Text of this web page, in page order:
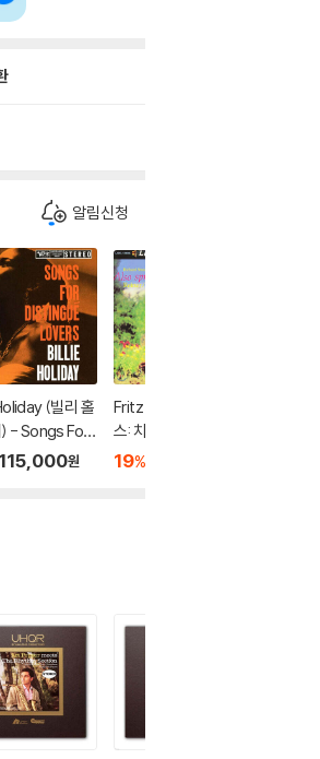
알림신청
(빌리 홀
- Songs For
Lovers [2
115,000원
Fritz Reiner 슈트라우
스: 차라투스트라는 이
렇게 말했다 (R. Strau
19%